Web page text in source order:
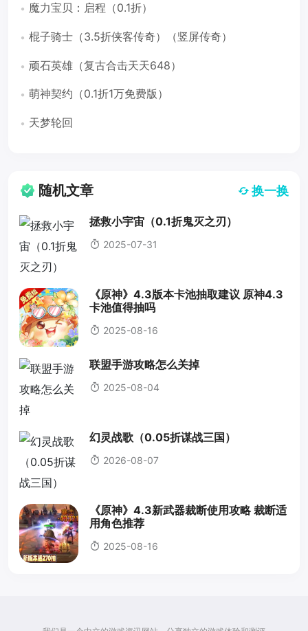
魔力宝贝：启程（0.1折）
棍子骑士（3.5折侠客传奇）（竖屏传奇）
顽石英雄（复古合击天天648）
萌神契约（0.1折1万免费版）
天梦轮回
随机文章 换一换
拯救小宇宙（0.1折鬼灭之刃）
2025-07-31
《原神》4.3版本卡池抽取建议 原神4.3
卡池值得抽吗
2025-08-16
联盟手游攻略怎么关掉
2025-08-04
幻灵战歌（0.05折谋战三国）
2026-08-07
《原神》4.3新武器裁断使用攻略 裁断适
用角色推荐
2025-08-16